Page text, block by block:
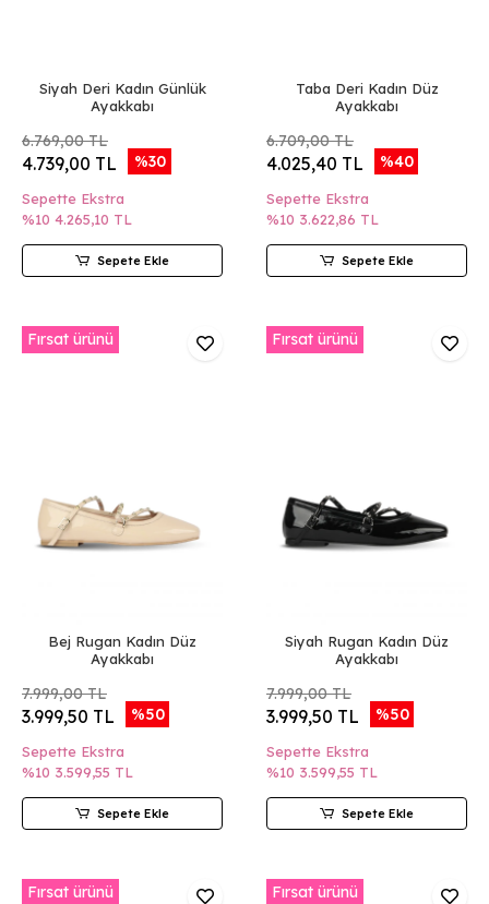
Siyah Deri Kadın Günlük
Ayakkabı
6.769,00 TL
4.739,00 TL %30
Sepette Ekstra
%10 4.265,10 TL
Sepete Ekle
Taba Deri Kadın Düz
Ayakkabı
6.709,00 TL
4.025,40 TL %40
Sepette Ekstra
%10 3.622,86 TL
Sepete Ekle
Fırsat ürünü
Bej Rugan Kadın Düz
Ayakkabı
7.999,00 TL
3.999,50 TL %50
Sepette Ekstra
%10 3.599,55 TL
Sepete Ekle
Fırsat ürünü
Siyah Rugan Kadın Düz
Ayakkabı
7.999,00 TL
3.999,50 TL %50
Sepette Ekstra
%10 3.599,55 TL
Sepete Ekle
Fırsat ürünü Fırsat ürünü